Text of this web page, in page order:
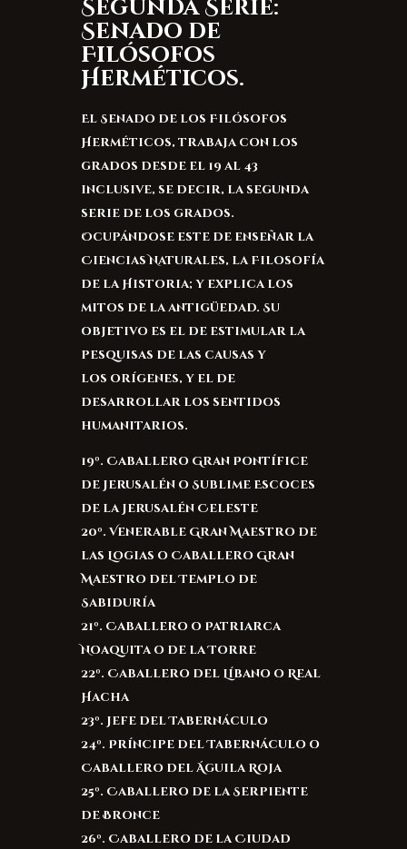
Segunda Serie:
Senado de
Filósofos
Herméticos.
El Senado de los Filósofos
Herméticos, trabaja con los
grados desde el 19 al 43
inclusive, se decir, la segunda
serie de los grados.
Ocupándose este de enseñar la
Ciencias Naturales, la Filosofía
de la Historia; y explica los
mitos de la antigüedad. Su
objetivo es el de estimular la
pesquisas de las causas y
los orígenes, y el de
desarrollar los sentidos
humanitarios.
19º. Caballero Gran Pontífice
de Jerusalén o Sublime Escoces
de la Jerusalén Celeste
20º. Venerable Gran Maestro de
las Logias o Caballero Gran
Maestro del Templo de
Sabiduría
21º. Caballero o Patriarca
Noaquita o de la Torre
22º. Caballero del Líbano o Real
Hacha
23º. Jefe del Tabernáculo
24º. Príncipe del Tabernáculo o
Caballero del Águila Roja
25º. Caballero de la Serpiente
de Bronce
26º. Caballero de la Ciudad